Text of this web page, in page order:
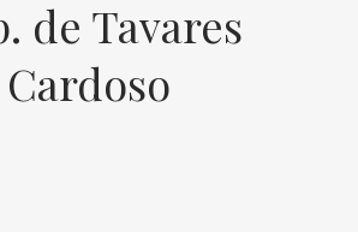
de Tavares
Cardoso